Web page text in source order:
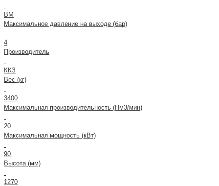
ВМ
Максимальное давление на выходе (бар)
4
Производитель
ККЗ
Вес (кг)
3400
Максимальная производительность (Нм3/мин)
20
Максимальная мощность (кВт)
90
Высота (мм)
1270